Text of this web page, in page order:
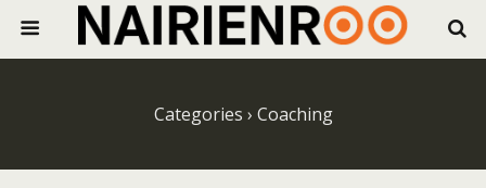
Categories › Coaching